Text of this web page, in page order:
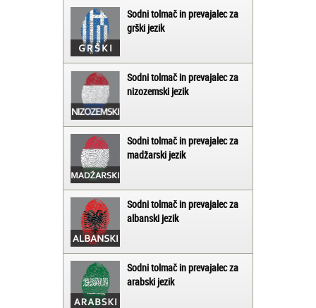
Sodni tolmač in prevajalec za
grški jezik
Sodni tolmač in prevajalec za
nizozemski jezik
Sodni tolmač in prevajalec za
madžarski jezik
Sodni tolmač in prevajalec za
albanski jezik
Sodni tolmač in prevajalec za
arabski jezik